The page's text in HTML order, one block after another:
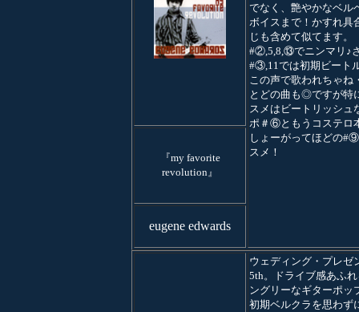
でなく、艶やかなベル
ボイスまで！かすれ具
じも含めて似てます。
#②,5,8,⑬でニンマリ♪
#③,11では初期ビート
この声で歌われちゃね
とどの曲も◎ですが特
スメはビートリッシュ
ポ＃⑥ともうコステロ
しょーがってほどの
スメ！
『my favorite
revolution』
eugene edwards
ウェディング・プレゼ
5th。ドライブ感あふ
ングリーなギターポッ
初期ベルクラを思わず